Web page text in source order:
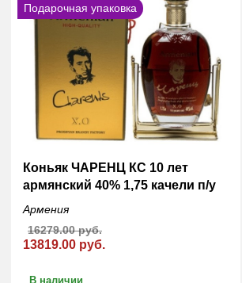
Подарочная упаковка
Коньяк ЧАРЕНЦ КС 10 лет
армянский 40% 1,75 качели п/у
Армения
13819.00 руб.
16279.00 руб.
В наличии